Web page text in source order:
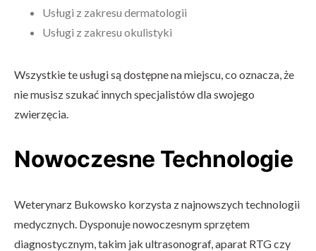
Usługi z zakresu dermatologii
Usługi z zakresu okulistyki
Wszystkie te usługi są dostępne na miejscu, co oznacza, że
nie musisz szukać innych specjalistów dla swojego
zwierzęcia.
Nowoczesne Technologie
Weterynarz Bukowsko korzysta z najnowszych technologii
medycznych. Dysponuje nowoczesnym sprzętem
diagnostycznym, takim jak ultrasonograf, aparat RTG czy